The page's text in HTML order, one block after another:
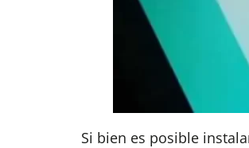
Si bien es posible